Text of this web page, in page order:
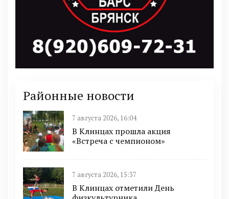
Районные новости
7 августа 2026, 16:04
В Клинцах прошла акция
«Встреча с чемпионом»
7 августа 2026, 15:37
В Клинцах отметили День